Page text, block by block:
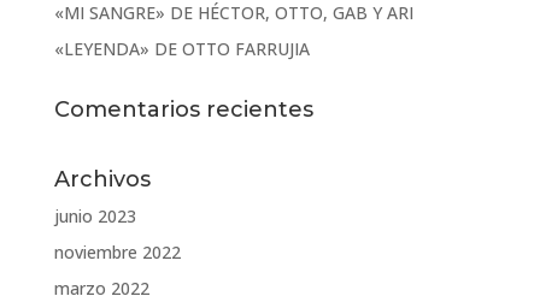
«MI SANGRE» DE HÉCTOR, OTTO, GAB Y ARI
«LEYENDA» DE OTTO FARRUJIA
Comentarios recientes
Archivos
junio 2023
noviembre 2022
marzo 2022